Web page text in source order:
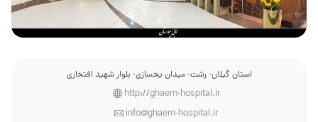
استان گیلان- رشت- میدان یخسازی- بلوار شهید افتخاری
http://ghaem-hospital.ir
info@ghaem-hospital.ir